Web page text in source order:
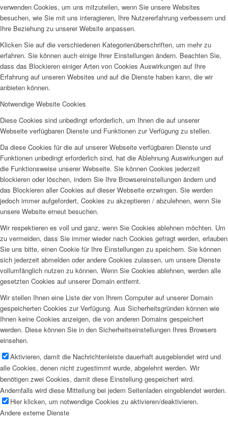
verwenden Cookies, um uns mitzuteilen, wenn Sie unsere Websites
besuchen, wie Sie mit uns interagieren, Ihre Nutzererfahrung verbessern und
Ihre Beziehung zu unserer Website anpassen.
Klicken Sie auf die verschiedenen Kategorienüberschriften, um mehr zu
erfahren. Sie können auch einige Ihrer Einstellungen ändern. Beachten Sie,
dass das Blockieren einiger Arten von Cookies Auswirkungen auf Ihre
Erfahrung auf unseren Websites und auf die Dienste haben kann, die wir
anbieten können.
Notwendige Website Cookies
Diese Cookies sind unbedingt erforderlich, um Ihnen die auf unserer
Webseite verfügbaren Dienste und Funktionen zur Verfügung zu stellen.
Da diese Cookies für die auf unserer Webseite verfügbaren Dienste und
Funktionen unbedingt erforderlich sind, hat die Ablehnung Auswirkungen auf
die Funktionsweise unserer Webseite. Sie können Cookies jederzeit
blockieren oder löschen, indem Sie Ihre Browsereinstellungen ändern und
das Blockieren aller Cookies auf dieser Webseite erzwingen. Sie werden
jedoch immer aufgefordert, Cookies zu akzeptieren / abzulehnen, wenn Sie
unsere Website erneut besuchen.
Wir respektieren es voll und ganz, wenn Sie Cookies ablehnen möchten. Um
zu vermeiden, dass Sie immer wieder nach Cookies gefragt werden, erlauben
Sie uns bitte, einen Cookie für Ihre Einstellungen zu speichern. Sie können
sich jederzeit abmelden oder andere Cookies zulassen, um unsere Dienste
vollumfänglich nutzen zu können. Wenn Sie Cookies ablehnen, werden alle
gesetzten Cookies auf unserer Domain entfernt.
Wir stellen Ihnen eine Liste der von Ihrem Computer auf unserer Domain
gespeicherten Cookies zur Verfügung. Aus Sicherheitsgründen können wie
Ihnen keine Cookies anzeigen, die von anderen Domains gespeichert
werden. Diese können Sie in den Sicherheitseinstellungen Ihres Browsers
einsehen.
Aktivieren, damit die Nachrichtenleiste dauerhaft ausgeblendet wird und
alle Cookies, denen nicht zugestimmt wurde, abgelehnt werden. Wir
benötigen zwei Cookies, damit diese Einstellung gespeichert wird.
Andernfalls wird diese Mitteilung bei jedem Seitenladen eingeblendet werden.
Hier klicken, um notwendige Cookies zu aktivieren/deaktivieren.
Andere externe Dienste